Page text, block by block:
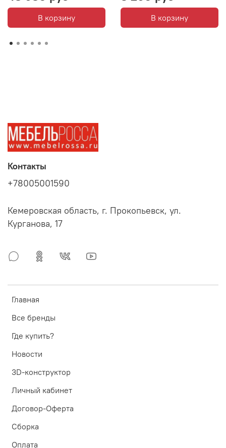
В корзину В корзину
Главная
Все бренды
Где купить?
Новости
3D-конструктор
Личный кабинет
Договор-Оферта
Сборка
Оплата
Контакты
+78005001590
Кемеровская область, г. Прокопьевск, ул.
Курганова, 17